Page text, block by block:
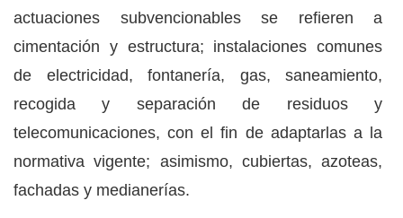
actuaciones subvencionables se refieren a
cimentación y estructura; instalaciones comunes
de electricidad, fontanería, gas, saneamiento,
recogida y separación de residuos y
telecomunicaciones, con el fin de adaptarlas a la
normativa vigente; asimismo, cubiertas, azoteas,
fachadas y medianerías.